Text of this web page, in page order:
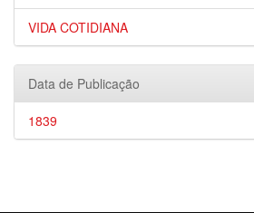
VIDA COTIDIANA
Data de Publicação
1839